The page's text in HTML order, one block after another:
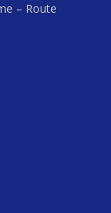
– Route